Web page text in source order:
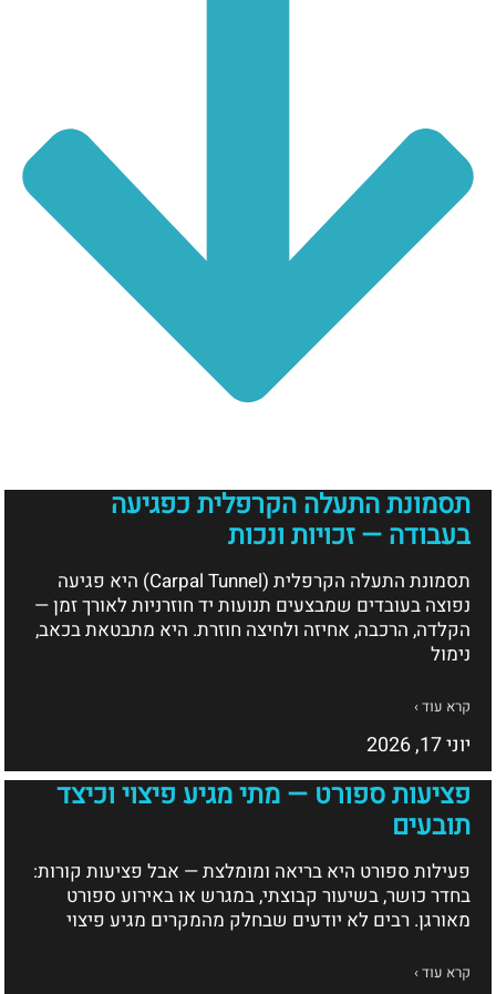
תסמונת התעלה הקרפלית כפגיעה
בעבודה — זכויות ונכות
תסמונת התעלה הקרפלית (Carpal Tunnel) היא פגיעה
נפוצה בעובדים שמבצעים תנועות יד חוזרניות לאורך זמן —
הקלדה, הרכבה, אחיזה ולחיצה חוזרת. היא מתבטאת בכאב,
נימול
קרא עוד ›
יוני 17, 2026
פציעות ספורט — מתי מגיע פיצוי וכיצד
תובעים
פעילות ספורט היא בריאה ומומלצת — אבל פציעות קורות:
בחדר כושר, בשיעור קבוצתי, במגרש או באירוע ספורט
מאורגן. רבים לא יודעים שבחלק מהמקרים מגיע פיצוי
קרא עוד ›